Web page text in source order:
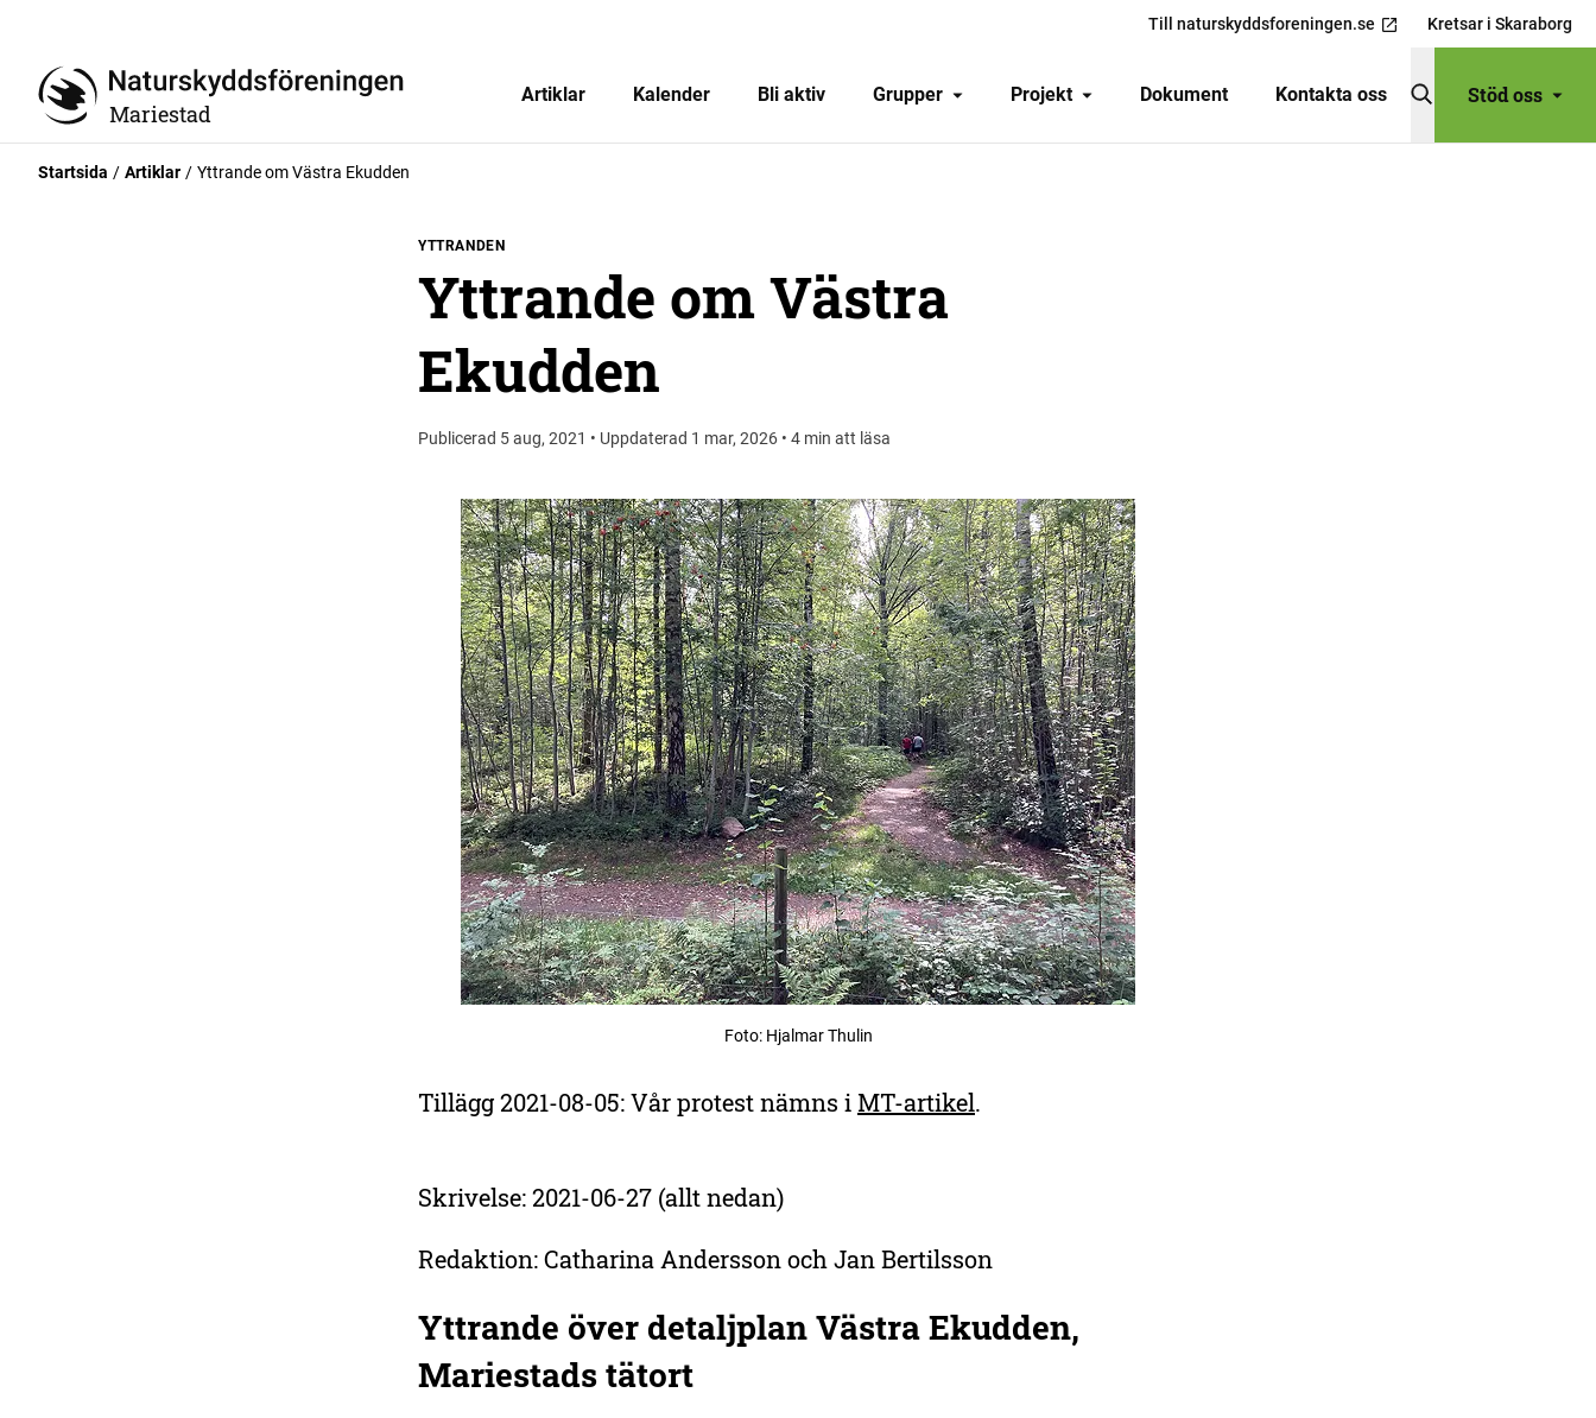
Till naturskyddsforeningen.se Kretsar i Skaraborg
Mariestad
Artiklar Kalender Bli aktiv Grupper Projekt Dokument Kontakta oss Stöd oss
Startsida Artiklar Yttrande om Västra Ekudden
YTTRANDEN
Yttrande om Västra
Ekudden
Publicerad 5 aug, 2021 • Uppdaterad 1 mar, 2026 • 4 min att läsa
Foto: Hjalmar Thulin
Tillägg 2021-08-05: Vår protest nämns i MT-artikel.
Skrivelse: 2021-06-27 (allt nedan)
Redaktion: Catharina Andersson och Jan Bertilsson
Yttrande över detaljplan Västra Ekudden,
Mariestads tätort